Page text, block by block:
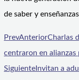
de saber y
PrevAnteriorCharlas
centraron en
SiguienteInvitan a